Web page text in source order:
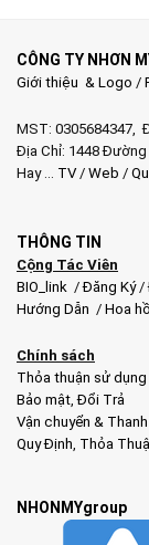
CÔNG TY NHƠN
Giới thiệu & Logo /
MST: 0305684347,
Địa Chỉ: 1448 Đường
Hay … TV/ Web /
THÔNG TIN
Cộng Tác Viên
BIO_link /Đăng Ký/
Hướng Dẫn / Hoa
Chính sách
Thỏa thuận sử dụng
Bảo mật,Đổi Trả
Vận chuyển &
Quy Định, Thỏa
NHONMYgroup